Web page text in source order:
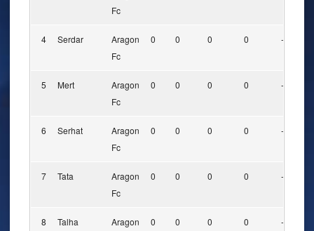
Fc
4 Serdar
Aragon
Fc
0 0 0 0 -
5 Mert
Aragon
Fc
0 0 0 0 -
6 Serhat
Aragon
Fc
0 0 0 0 -
7 Tata
Aragon
Fc
0 0 0 0 -
8 Talha
Aragon
0 0 0 0 -